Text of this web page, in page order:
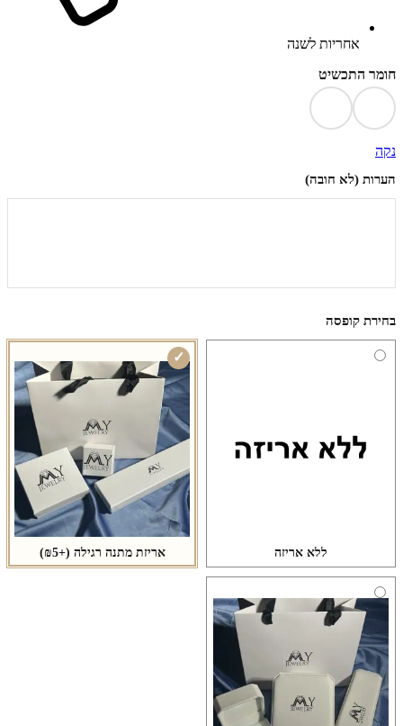
אחריות לשנה
חומר התכשיט
נקה
הערות (לא חובה)
בחירת קופסה
ללא אריזה אריזת מתנה רגילה (+₪5)